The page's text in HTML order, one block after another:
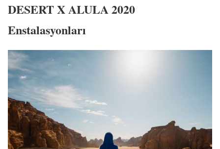
DESERT X ALULA 2020
Enstalasyonları